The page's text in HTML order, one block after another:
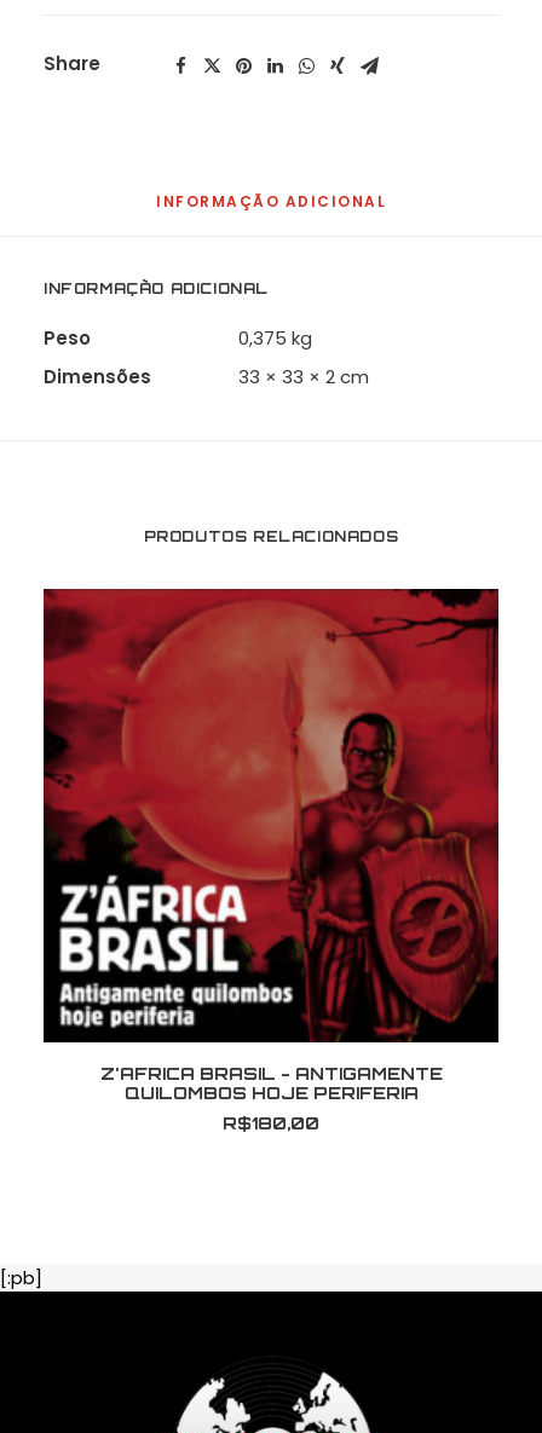
Share
INFORMAÇÃO ADICIONAL
INFORMAÇÃO ADICIONAL
Peso
0,375 kg
Dimensões
33 × 33 × 2 cm
PRODUTOS RELACIONADOS
LER MAIS
Z'AFRICA BRASIL - ANTIGAMENTE
QUILOMBOS HOJE PERIFERIA
R$180,00
[:pb]